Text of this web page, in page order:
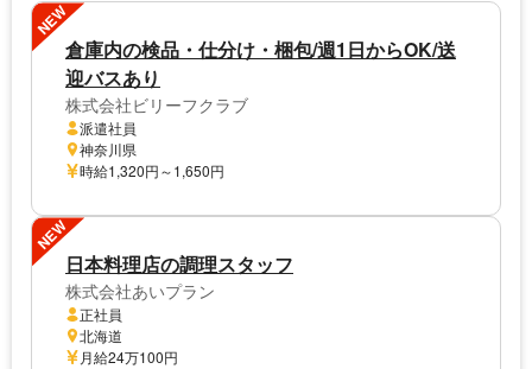
NEW
倉庫内の検品・仕分け・梱包/週1日からOK/送
迎バスあり
株式会社ビリーフクラブ
派遣社員
神奈川県
時給1,320円～1,650円
NEW
日本料理店の調理スタッフ
株式会社あいプラン
正社員
北海道
月給24万100円